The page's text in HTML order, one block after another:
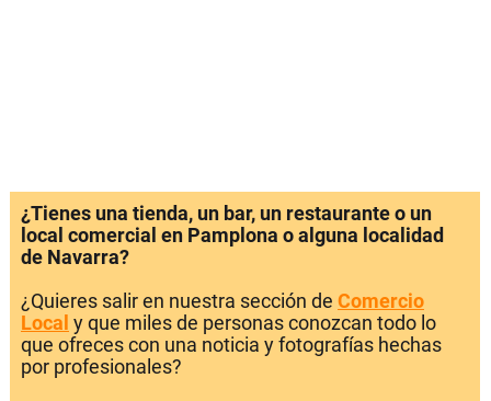
¿Tienes una tienda, un bar, un restaurante o un
local comercial en Pamplona o alguna localidad
de Navarra?
¿Quieres salir en nuestra sección de Comercio
Local y que miles de personas conozcan todo lo
que ofreces con una noticia y fotografías hechas
por profesionales?